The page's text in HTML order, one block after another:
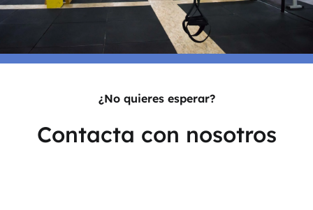
¿No quieres esperar?
Contacta con nosotros